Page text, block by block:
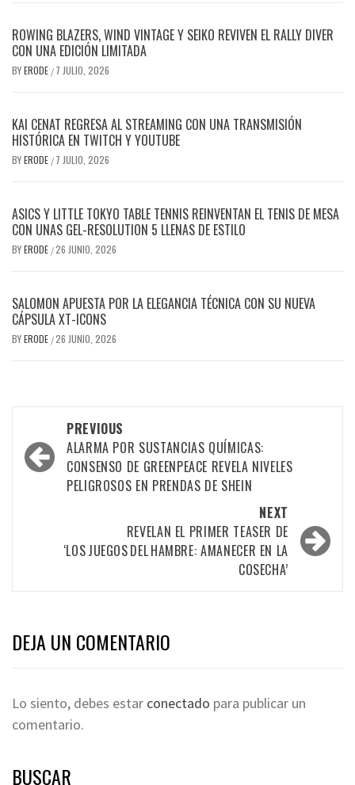
ROWING BLAZERS, WIND VINTAGE Y SEIKO REVIVEN EL RALLY DIVER
CON UNA EDICIÓN LIMITADA
BYERODE / 7 JULIO, 2026
KAI CENAT REGRESA AL STREAMING CON UNA TRANSMISIÓN
HISTÓRICA EN TWITCH Y YOUTUBE
BYERODE / 7 JULIO, 2026
ASICS Y LITTLE TOKYO TABLE TENNIS REINVENTAN EL TENIS DE MESA
CON UNAS GEL-RESOLUTION 5 LLENAS DE ESTILO
BYERODE /26 JUNIO, 2026
SALOMON APUESTA POR LA ELEGANCIA TÉCNICA CON SU NUEVA
CÁPSULA XT-ICONS
BYERODE /26 JUNIO, 2026
PREVIOUS
ALARMA POR SUSTANCIAS QUÍMICAS:
CONSENSO DE GREENPEACE REVELA NIVELES
PELIGROSOS EN PRENDAS DE SHEIN
NEXT
REVELAN EL PRIMER TEASER DE
‘LOS JUEGOS DEL HAMBRE: AMANECER EN LA
COSECHA’
DEJA UN COMENTARIO
Lo siento, debes estar conectado para publicar un
comentario.
BUSCAR